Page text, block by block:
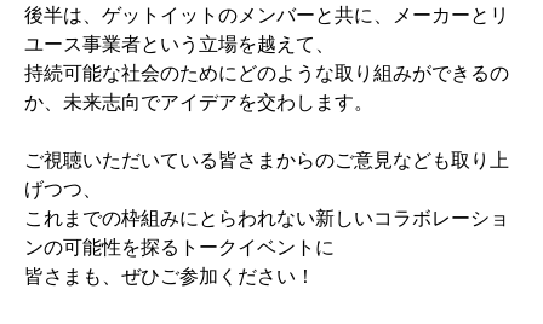
後半は、ゲットイットのメンバーと共に、 メーカーとリ
ユース事業者という立場を越えて、
持続可能な社会のためにどのような取り組みができるの
か、未来志向でアイデアを交わします。
ご視聴いただいている皆さまからのご意見なども取り上
げつつ、
これまでの枠組みにとらわれない新しいコラボレーショ
ンの可能性を探るトークイベントに
皆さまも、ぜひご参加ください！